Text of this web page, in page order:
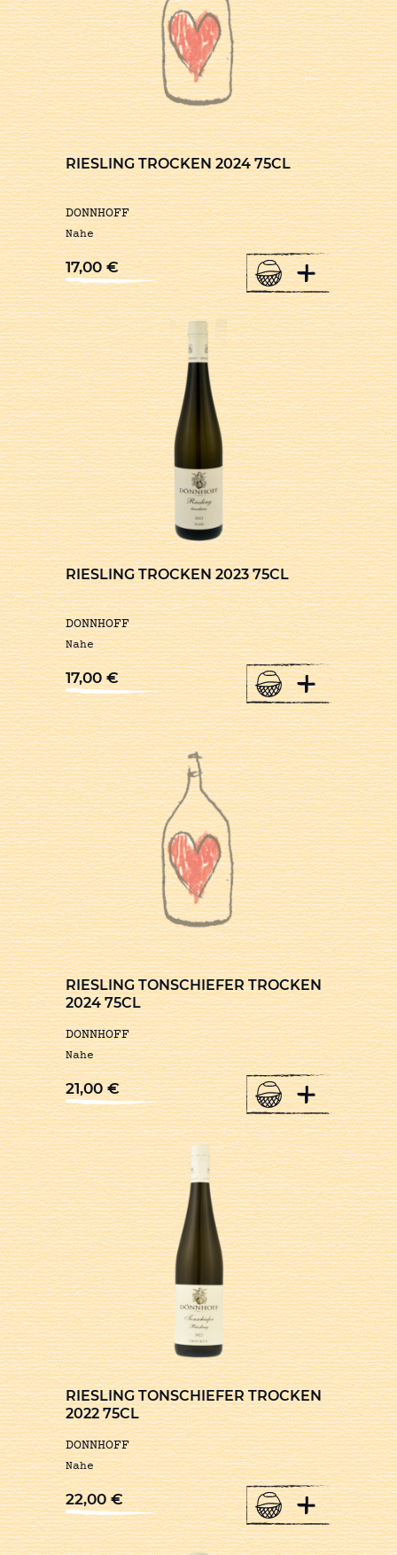
RIESLING TROCKEN 2024 75CL
DONNHOFF
Nahe
17,00€ +
RIESLING TROCKEN 2023 75CL
DONNHOFF
Nahe
17,00€ +
RIESLING TONSCHIEFER TROCKEN
2024 75CL
DONNHOFF
Nahe
21,00€ +
RIESLING TONSCHIEFER TROCKEN
2022 75CL
DONNHOFF
Nahe
22,00€ +